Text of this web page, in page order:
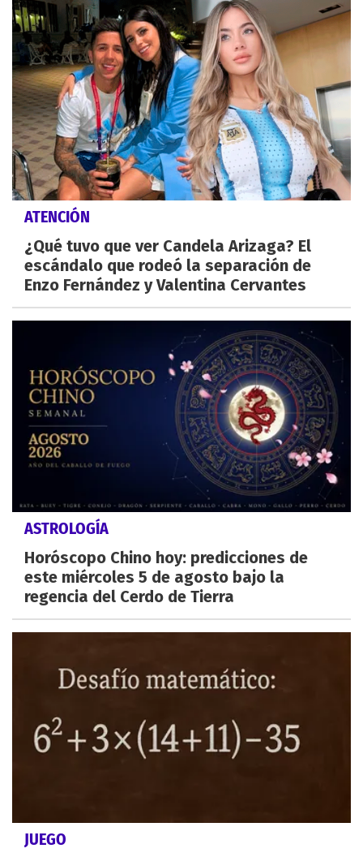
ATENCIÓN
¿Qué tuvo que ver Candela Arizaga? El
escándalo que rodeó la separación de
Enzo Fernández y Valentina Cervantes
ASTROLOGÍA
Horóscopo Chino hoy: predicciones de
este miércoles 5 de agosto bajo la
regencia del Cerdo de Tierra
JUEGO